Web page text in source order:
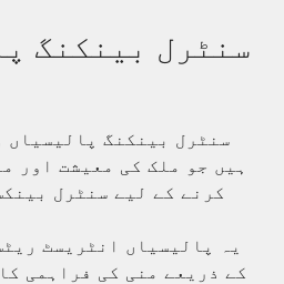
سنٹرل بینکنگ
سنٹرل بینکنگ پالیسیاں
ہیں جو ملک کی معیشت اور
کرنے کے لیے سنٹرل
یہ پالیسیاں انٹریسٹ
کے ذریعے منی کی فراہمی